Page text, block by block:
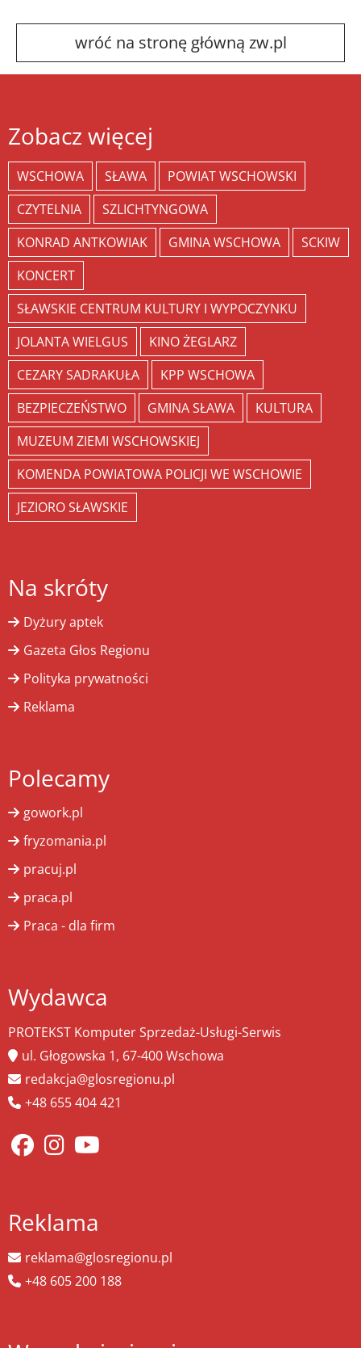
wróć na stronę główną zw.pl
Zobacz więcej
WSCHOWA SŁAWA
POWIAT WSCHOWSKI
CZYTELNIA
SZLICHTYNGOWA
KONRAD ANTKOWIAK
GMINA WSCHOWA
SCKIW
KONCERT
SŁAWSKIE CENTRUM KULTURY I WYPOCZYNKU
JOLANTA WIELGUS
KINO ŻEGLARZ
CEZARY SADRAKUŁA
KPP WSCHOWA
BEZPIECZEŃSTWO
GMINA SŁAWA
KULTURA
MUZEUM ZIEMI WSCHOWSKIEJ
KOMENDA POWIATOWA POLICJI WE WSCHOWIE
JEZIORO SŁAWSKIE
Na skróty
Dyżury aptek
Gazeta Głos Regionu
Polityka prywatności
Reklama
Polecamy
gowork.pl
fryzomania.pl
pracuj.pl
praca.pl
Praca - dla firm
Wydawca
PROTEKST Komputer Sprzedaż-Usługi-Serwis
ul. Głogowska 1, 67-400 Wschowa
redakcja@glosregionu.pl
+48 655 404 421
Reklama
reklama@glosregionu.pl
+48 605 200 188